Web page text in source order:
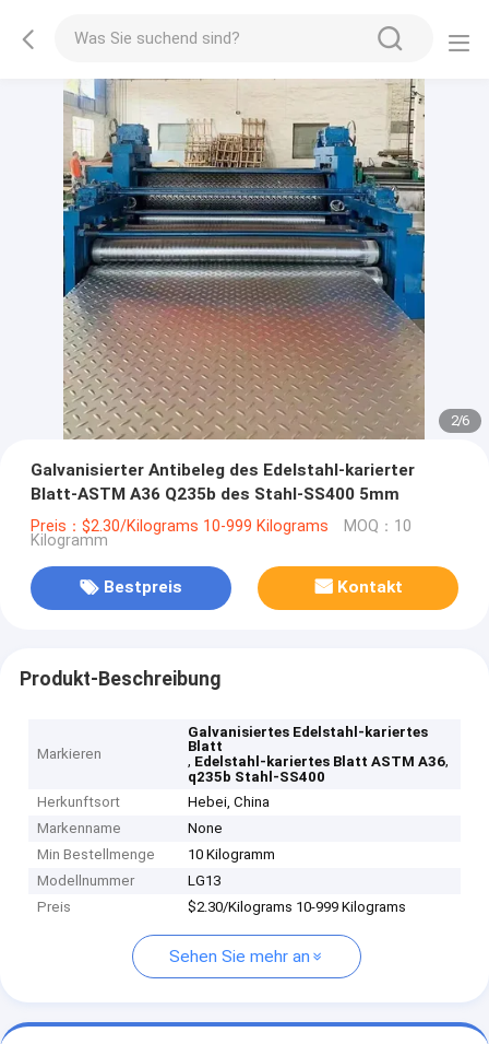
2/6
Galvanisierter Antibeleg des Edelstahl-karierter
Blatt-ASTM A36 Q235b des Stahl-SS400 5mm
Preis：$2.30/Kilograms 10-999 Kilograms MOQ：10
Kilogramm
Bestpreis Kontakt
Produkt-Beschreibung
Markieren
Galvanisiertes Edelstahl-kariertes
Blatt
, Edelstahl-kariertes Blatt ASTM A36,
q235b Stahl-SS400
Herkunftsort
Hebei, China
Markenname
None
Min Bestellmenge
10 Kilogramm
Modellnummer
LG13
Preis
$2.30/Kilograms 10-999 Kilograms
Sehen Sie mehr an